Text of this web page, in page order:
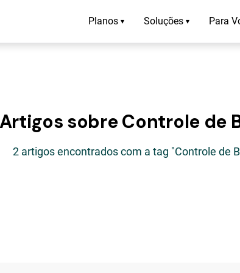
Planos ▾ Soluções ▾ Para
Artigos sobre Controle de
2 artigos encontrados com a tag "Controle de